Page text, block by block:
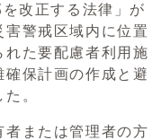
改正する法律」が
警戒区域内に位置
れた要配慮者利用施
保計画の作成と避
。
または管理者の方